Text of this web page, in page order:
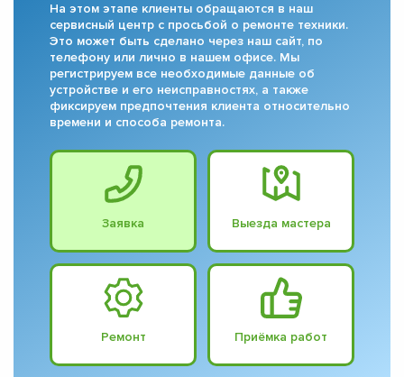
На этом этапе клиенты обращаются в наш
сервисный центр с просьбой о ремонте техники.
Это может быть сделано через наш сайт, по
телефону или лично в нашем офисе. Мы
регистрируем все необходимые данные об
устройстве и его неисправностях, а также
фиксируем предпочтения клиента относительно
времени и способа ремонта.
Заявка Выезда мастера
Ремонт Приёмка работ